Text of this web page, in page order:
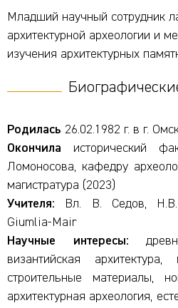
Младший научный сотрудник
архитектурной археологии и
изучения архитектурных
Родилась 26.02.1982 г. в г.
Окончила исторический
Ломоносова, кафедру
магистратура (2023)
Учителя: Вл. В. Седов, Н.В.
Giumlia-Mair
Научные интересы:
византийская архитектура,
строительные материалы,
архитектурная археология,